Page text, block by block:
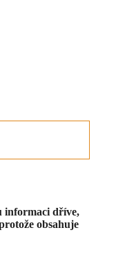
informaci dříve,
obsahuje